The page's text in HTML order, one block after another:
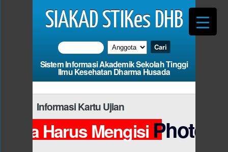
SIAKAD STIKes DHB
Sistem Informasi Akademik Sekolah Tinggi
Ilmu Kesehatan Dharma Husada
Informasi Kartu Ujian